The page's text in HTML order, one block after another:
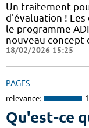
Un traitement
d'évaluation !
le programme
nouveau concept
18/02/2026 15:25
PAGES
relevance:
Qu'est-ce